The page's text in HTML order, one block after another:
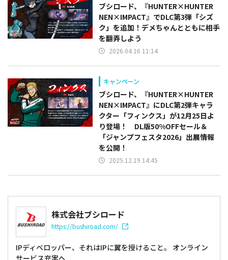
ブシロード、『HUNTER×HUNTER
NEN×IMPACT』でDLC第3弾「シズ
ク」を追加！デメちゃんとともに相手
を翻弄しよう
2026.04.16 11:14
キャンペーン
ブシロード、『HUNTER×HUNTER
NEN×IMPACT』にDLC第2弾キャラ
クター「フィンクス」が12月25日よ
り登場！ DL版50%OFFセール＆
「ジャンプフェスタ2026」出展情報
を公開！
2025.12.19 14:45
株式会社ブシロード
https://bushiroad.com/
IPディベロッパー、それはIPに翼を授けること。 オンライン
サービス充実へ